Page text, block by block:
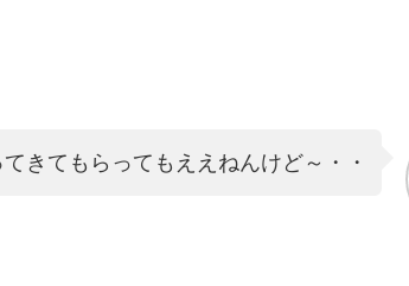
きてもらってもええねんけど～・・